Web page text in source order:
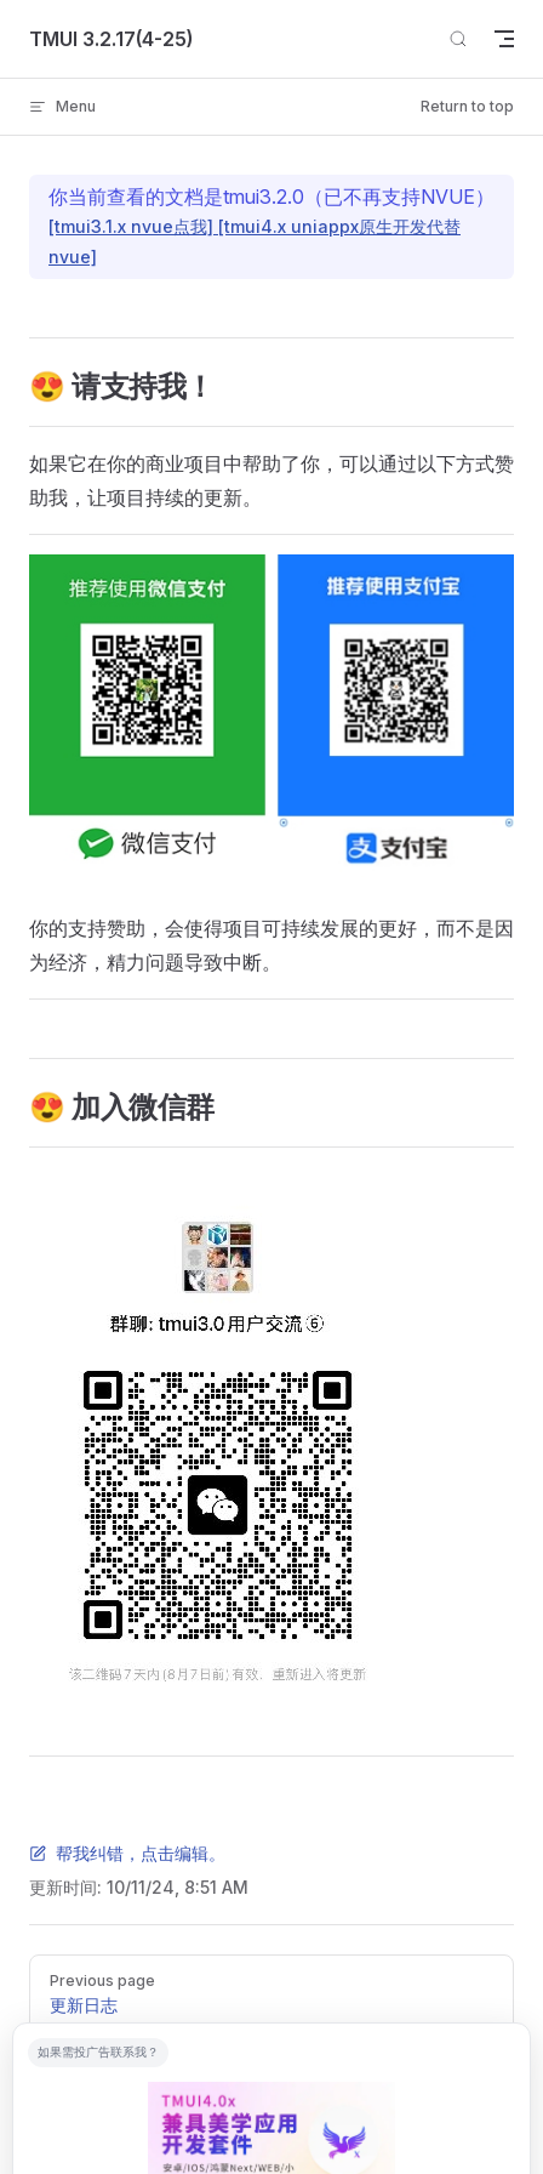
Skip to content
TMUI 3.2.17(4-25)
Menu Return to top
你当前查看的文档是tmui3.2.0（已不再支持NVUE）
[tmui3.1.x nvue点我] [tmui4.x uniappx原生开发代替
nvue]
😍 请支持我！
如果它在你的商业项目中帮助了你，可以通过以下方式赞
助我，让项目持续的更新。
你的支持赞助，会使得项目可持续发展的更好，而不是因
为经济，精力问题导致中断。
😍 加入微信群
帮我纠错，点击编辑。
更新时间: 10/11/24, 8:51 AM
Pager
Previous page
更新日志
如果需投广告联系我？